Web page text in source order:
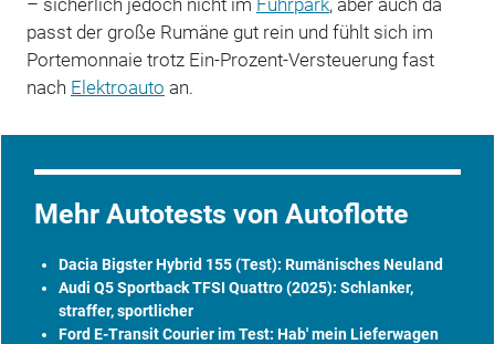
passt der große Rumäne gut rein und fühlt sich im
Portemonnaie trotz Ein-Prozent-Versteuerung fast
nach Elektroauto an.
Mehr Autotests von Autoflotte
Dacia Bigster Hybrid 155 (Test): Rumänisches Neuland
Audi Q5 Sportback TFSI Quattro (2025): Schlanker,
straffer, sportlicher
Ford E-Transit Courier im Test: Hab' mein Lieferwagen